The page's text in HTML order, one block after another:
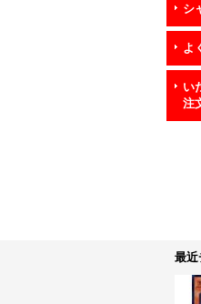
シ
よ
い
注
最近